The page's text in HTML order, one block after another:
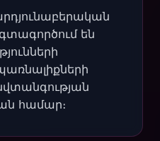
են
համար։